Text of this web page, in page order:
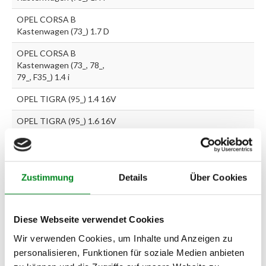
Zustimmung Details Über Cookies
Diese Webseite verwendet Cookies
Wir verwenden Cookies, um Inhalte und Anzeigen zu
personalisieren, Funktionen für soziale Medien anbieten
OPEL CORSA B
Kastenwagen (73_) 1.7 D
OPEL CORSA B
Kastenwagen (73_, 78_,
79_, F35_) 1.4 i
OPEL TIGRA (95_) 1.4 16V
OPEL TIGRA (95_) 1.6 16V
Zur exakten Fahrzeug-Identifizierung können Sie auch unseren
Support kontaktieren (
, Telefon oder E-Mail).
Wir benötigen folgende Fahrzeugdaten:
(2.1) und zu 3 (2.2) oderFahrgestellnummer.
Fahrzeug-Suche für AT-Lenkgetriebe»